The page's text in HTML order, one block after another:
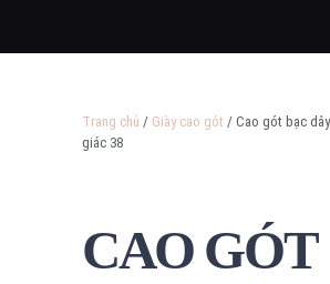
Trang chủ / Giày cao gót / Cao gót bạc
giác 38
CAO GÓT